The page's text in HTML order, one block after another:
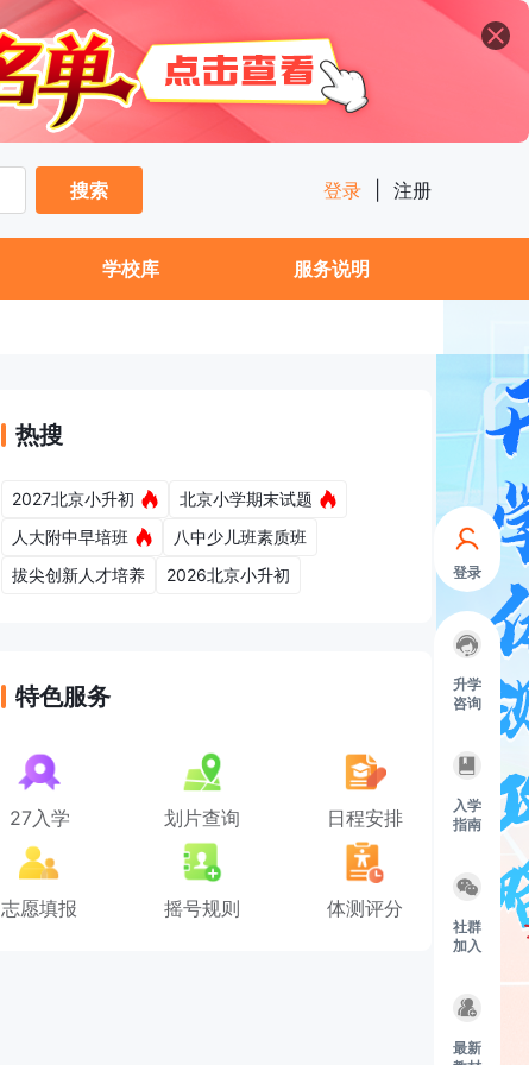
登录
升学
咨询
入学
指南
社群
加入
最新
搜索
登录 注册
学校库 服务说明
热搜
2027北京小升初
北京小学期末试题
人大附中早培班
八中少儿班素质班
拔尖创新人才培养
2026北京小升初
特色服务
27入学 划片查询 日程安排
志愿填报 摇号规则 体测评分